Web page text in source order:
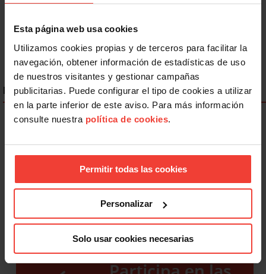
Esta página web usa cookies
Utilizamos cookies propias y de terceros para facilitar la
navegación, obtener información de estadísticas de uso
de nuestros visitantes y gestionar campañas
publicitarias. Puede configurar el tipo de cookies a utilizar
en la parte inferior de este aviso. Para más información
consulte nuestra política de cookies.
Permitir todas las cookies
Personalizar
Solo usar cookies necesarias
Anterior 1 2 3 4 5 6
7
8
Siguiente
ENLACES DESTACADOS